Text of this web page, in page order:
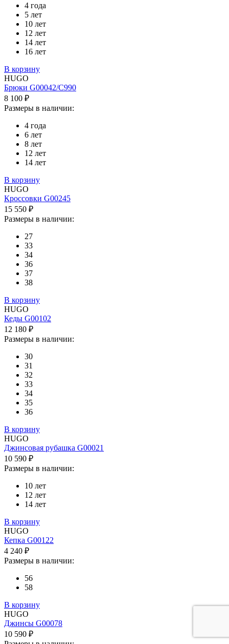
4 года
5 лет
10 лет
12 лет
14 лет
16 лет
В корзину
HUGO
Брюки G00042/C990
8 100 ₽
Размеры в наличии:
4 года
6 лет
8 лет
12 лет
14 лет
В корзину
HUGO
Кроссовки G00245
15 550 ₽
Размеры в наличии:
27
33
34
36
37
38
В корзину
HUGO
Кеды G00102
12 180 ₽
Размеры в наличии:
30
31
32
33
34
35
36
В корзину
HUGO
Джинсовая рубашка G00021
10 590 ₽
Размеры в наличии:
10 лет
12 лет
14 лет
В корзину
HUGO
Кепка G00122
4 240 ₽
Размеры в наличии:
56
58
В корзину
HUGO
Джинсы G00078
10 590 ₽